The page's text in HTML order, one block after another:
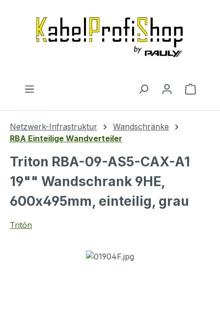
Netzwerk-Infrastruktur
Wandschränke
RBA Einteilige Wandverteiler
Triton RBA-09-AS5-CAX-A1
19"" Wandschrank 9HE,
600x495mm, einteilig, grau
Tritón
Bildergalerie überspringen